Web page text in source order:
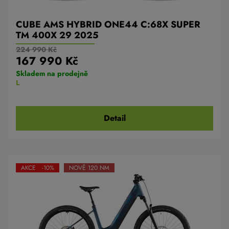
CUBE AMS HYBRID ONE44 C:68X SUPER
TM 400X 29 2025
224 990 Kč
167 990 Kč
Skladem na prodejně
L
Detail
AKCE -10% NOVĚ 120 NM